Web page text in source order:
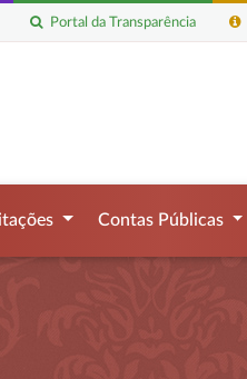
Portal da Transparência
Contas Públicas